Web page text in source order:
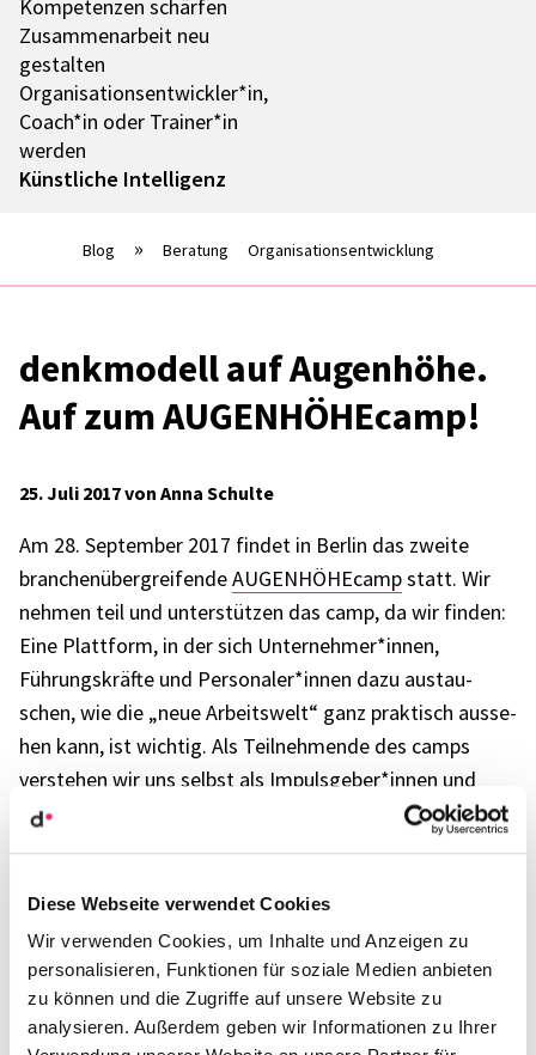
Diese Webseite verwendet Cookies
Wir verwenden Cookies, um Inhalte und Anzeigen zu
personalisieren, Funktionen für soziale Medien anbieten
zu können und die Zugriffe auf unsere Website zu
analysieren. Außerdem geben wir Informationen zu Ihrer
Kompe­ten­zen schär­fen
Zusam­men­ar­beit neu
gestal­ten
Organisationsentwickler*in,
Coach*in oder Trainer*in
werden
Künst­li­che Intel­li­genz
Blog Beratung Organisationsentwicklung
denk­mo­dell auf Augen­höhe.
Auf zum AUGEN­HÖ­HE­camp!
25. Juli 2017 von Anna Schulte
Am 28. Septem­ber 2017 findet in Berlin das zweite
bran­chen­über­grei­fendeAUGEN­HÖ­HE­campstatt. Wir
nehmen teil und unter­stüt­zen das camp, da wir finden:
Eine Platt­form, in der sich Unternehmer*innen,
Führungs­kräfte und Personaler*innen dazu austau­
schen, wie die „neue Arbeits­welt“ ganz prak­tisch ausse­
hen kann, ist wich­tig. Als Teil­neh­mende des camps
verste­hen wir uns selbst als Impulsgeber*innen und
Fragensteller*innen glei­cher­ma­ßen.
Kolla­bo­ra­tion ganz prak­tisch – Das
Barcamp für Orga­ni­sa­ti­ons­ent­wick­
lung